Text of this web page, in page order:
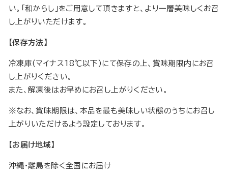
い。「和からし」をご用意して頂きますと、より一層美味しくお召
し上がりいただけます。
【保存方法】
冷凍庫(マイナス18℃以下)にて保存の上、賞味期限内にお召
し上がりください。
また、解凍後はお早めにお召し上がりください。
※なお、賞味期限は、本品を最も美味しい状態のうちにお召し
上がりいただけるよう設定しております。
【お届け地域】
沖縄・離島を除く全国にお届け